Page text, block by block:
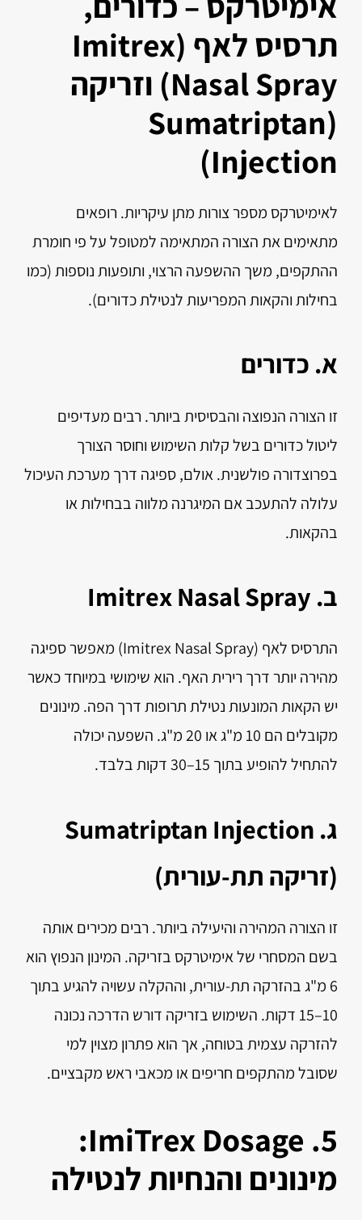
תרסיס לאף (Imitrex
Nasal Spray) וזריקה
(Sumatriptan
Injection)
לאימיטרקס מספר צורות מתן עיקריות. רופאים
מתאימים את הצורה המתאימה למטופל על פי חומרת
ההתקפים, משך ההשפעה הרצוי, ותופעות נוספות (כמו
בחילות והקאות המפריעות לנטילת כדורים).
א. כדורים
זו הצורה הנפוצה והבסיסית ביותר. רבים מעדיפים
ליטול כדורים בשל קלות השימוש וחוסר הצורך
בפרוצדורה פולשנית. אולם, ספיגה דרך מערכת העיכול
עלולה להתעכב אם המיגרנה מלווה בבחילות או
בהקאות.
ב. Imitrex Nasal Spray
התרסיס לאף (Imitrex Nasal Spray) מאפשר ספיגה
מהירה יותר דרך רירית האף. הוא שימושי במיוחד כאשר
יש הקאות המונעות נטילת תרופות דרך הפה. מינונים
מקובלים הם 10 מ"ג או 20 מ"ג. השפעה יכולה
להתחיל להופיע בתוך 15–30 דקות בלבד.
ג. Sumatriptan Injection
(זריקה תת-עורית)
זו הצורה המהירה והיעילה ביותר. רבים מכירים אותה
בשם המסחרי של אימיטרקס בזריקה. המינון הנפוץ הוא
6 מ"ג בהזרקה תת-עורית, וההקלה עשויה להגיע בתוך
10–15 דקות. השימוש בזריקה דורש הדרכה נכונה
להזרקה עצמית בטוחה, אך הוא פתרון מצוין למי
שסובל מהתקפים חריפים או מכאבי ראש מקבציים.
5. ImiTrex Dosage:
מינונים והנחיות לנטילה